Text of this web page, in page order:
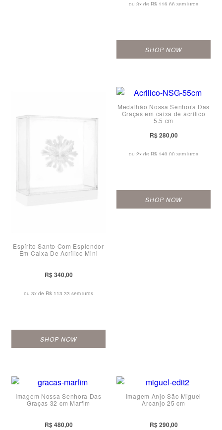
ou 3x de R$ 116,66 sem juros
SHOP NOW
Espírito Santo Com Esplendor
Em Caixa De Acrílico Mini
R$ 340,00
ou 3x de R$ 113,33 sem juros
SHOP NOW
Medalhão Nossa Senhora Das
Graças em caixa de acrílico
5,5 cm
R$ 280,00
ou 2x de R$ 140,00 sem juros
SHOP NOW
Imagem Nossa Senhora Das
Graças 32 cm Marfim
R$ 480,00
Imagem Anjo São Miguel
Arcanjo 25 cm
R$ 290,00